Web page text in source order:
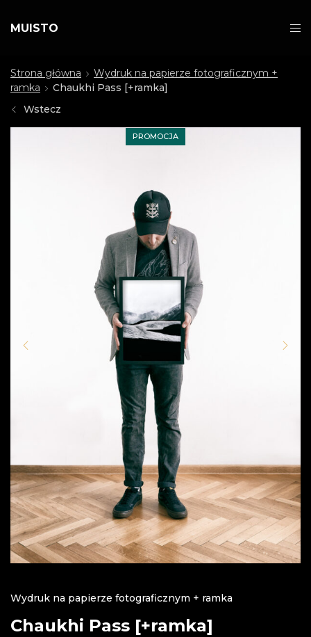
MUISTO
Strona główna
Wydruk na papierze fotograficznym +
ramka
Chaukhi Pass [+ramka]
Wstecz
PROMOCJA
Wydruk na papierze fotograficznym + ramka
Chaukhi Pass [+ramka]